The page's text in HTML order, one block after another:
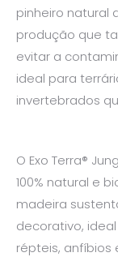
pinheiro natural
produção que
evitar a
ideal para
invertebrados
O Exo Terra®
100% natural e
madeira
decorativo,
répteis, anfíbios